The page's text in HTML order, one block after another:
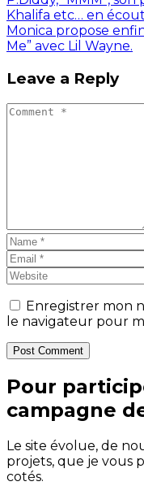
Khalifa etc… en
Monica propose
Me” avec Lil Wayne.
Leave a Reply
Enregistrer mon
le navigateur pour
Post Comment
Pour
campagne
Le site évolue, de
projets, que je vous
cotés.